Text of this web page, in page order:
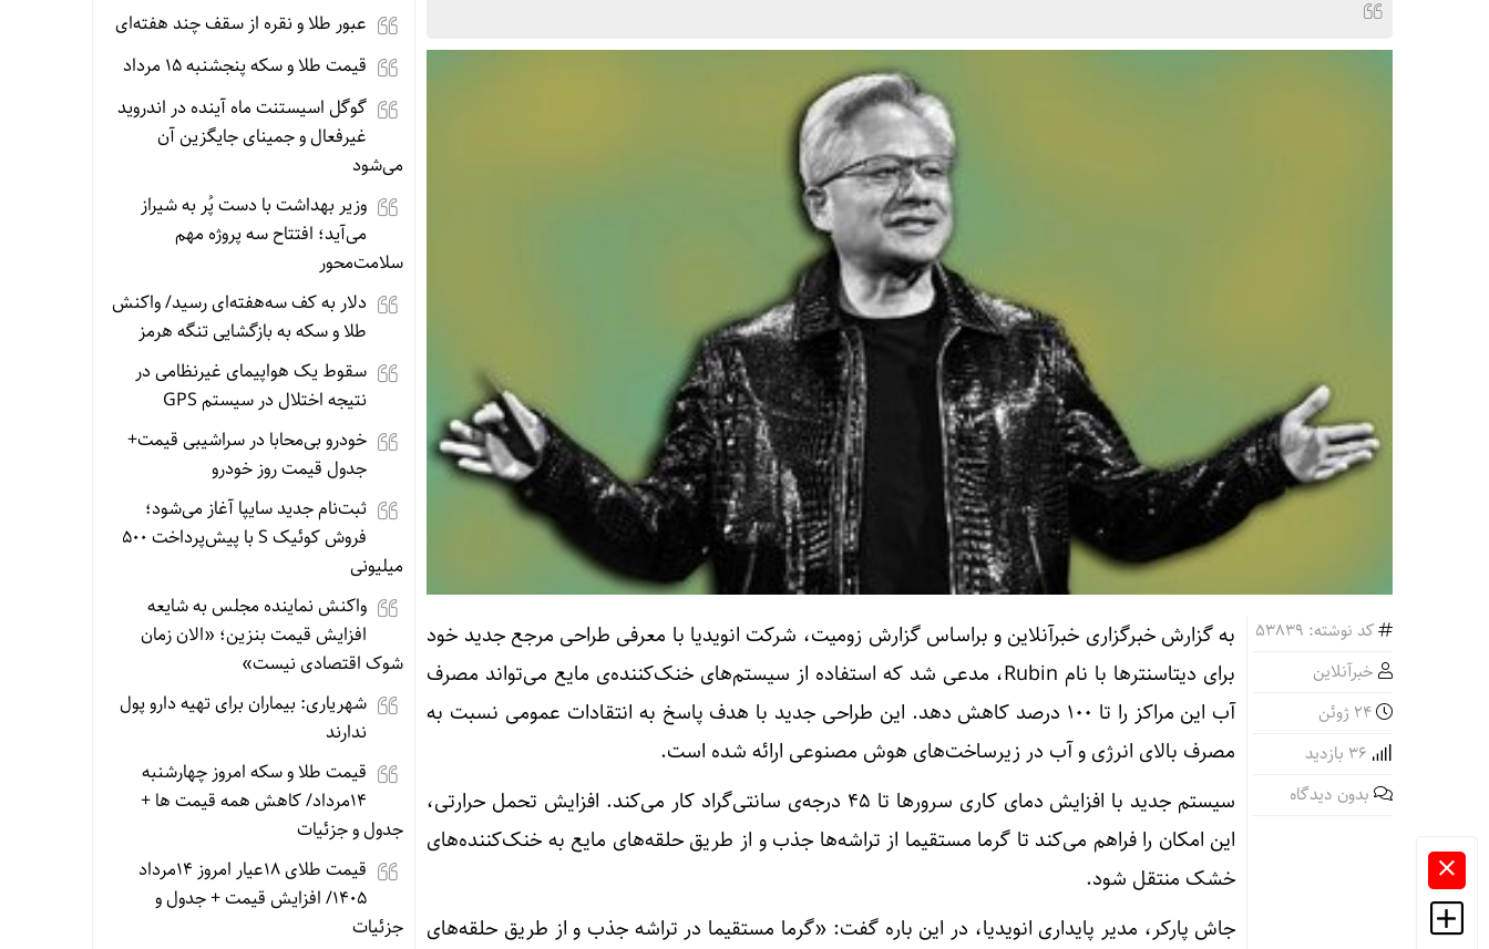
کد نوشته: 53839
خبرآنلاین
بدون دیدگاه
به گزارش خبرگزاری خبرآنلاین و براساس گزارش زومیت، شرکت انویدیا با معرفی طراحی مرجع جدید خود
برای دیتاسنترها با نام Rubin، مدعی شد که استفاده از سیستم‌های خنک‌کننده‌ی مایع می‌تواند مصرف
آب این مراکز را تا ۱۰۰ درصد کاهش دهد. این طراحی جدید با هدف پاسخ به انتقادات عمومی نسبت به
مصرف بالای انرژی و آب در زیرساخت‌های هوش مصنوعی ارائه شده است.
سیستم جدید با افزایش دمای کاری سرورها تا ۴۵ درجه‌ی سانتی‌گراد کار می‌کند. افزایش تحمل حرارتی،
این امکان را فراهم می‌کند تا گرما مستقیما از تراشه‌ها جذب و از طریق حلقه‌های مایع به خنک‌کننده‌های
خشک منتقل شود.
جاش پارکر، مدیر پایداری انویدیا، در این باره گفت: «گرما مستقیما در تراشه جذب و از طریق حلقه‌های
عبور طلا و نقره از سقف چند هفته‌ای
قیمت طلا و سکه پنجشنبه 15 مرداد
گوگل اسیستنت ماه آینده در اندروید
غیرفعال و جمینای جایگزین آن
می‌شود
وزیر بهداشت با دست پُر به شیراز
می‌آید؛ افتتاح سه پروژه مهم
سلامت‌محور
دلار به کف سه‌هفته‌ای رسید/ واکنش
طلا و سکه به بازگشایی تنگه هرمز
سقوط یک هواپیمای غیرنظامی در
نتیجه اختلال در سیستم‌ GPS
خودرو بی‌محابا در سراشیبی قیمت+
جدول قیمت روز خودرو
ثبت‌نام جدید سایپا آغاز می‌شود؛
فروش کوئیک S با پیش‌پرداخت ۵۰۰
میلیونی
واکنش نماینده مجلس به شایعه
افزایش قیمت بنزین؛ «الان زمان
شوک اقتصادی نیست»
شهریاری: بیماران برای تهیه دارو پول
ندارند
قیمت طلا و سکه امروز چهارشنبه
14مرداد/ کاهش همه قیمت ها +
جدول و جزئیات
قیمت طلای 18عیار امروز 14مرداد
1405/ افزایش قیمت + جدول و
جزئیات